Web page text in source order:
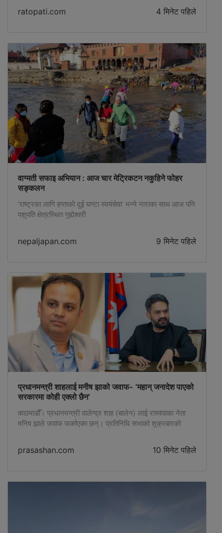
on social media Facebook on Saturday, MP Jha
also said that no one is alone in the government
said that although he has no doubt about the
government's intentions and aims as he said in
the parliament yesterday, there are some aspects
that need to be improved. He said – ‘As I said in
the parliament yesterday, there is no doubt...
ratopati.com 4 मिनेट पहिले
वाग्मती सफाइ अभियान : आज चार मेट्रिकटन नकुहिने फोहर
सङ्कलन
‘राष्ट्रका लागि हप्ताको दुई घण्टा स्वयंसेवा’ भन्ने नाराका साथ आज पनि
पशुपति क्षेत्रस्थित गुह्येश्वरी
nepaljapan.com 9 मिनेट पहिले
प्रधानमन्त्री शाहलाई मनीष झाको जवाफ- ‘महान् जनादेश पाएको
सरकारमा कोही एक्लो छैन’
काठमाडौँ। प्रधानमन्त्री वालेन्द्र शाह (बालेन) लाई रास्वपाका नेता
मनिष झाले जवाफ फर्काएका छन्। प्रतिनिधि सभाको शुक्रबारको
प्रधानमन्त्री शाहले आफू एक्लै भएको संकेत गर्दै फेसबुकमा स्टाटस
लेखेका थिए । केही समय लाग्छ, सही समय आउनलाई। ढिला होला,
prasashan.com 10 मिनेट पहिले